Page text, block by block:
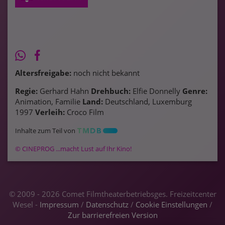
Altersfreigabe: noch nicht bekannt
Regie: Gerhard Hahn Drehbuch: Elfie Donnelly Genre:
Animation, Familie Land: Deutschland, Luxemburg
1997 Verleih: Croco Film
Inhalte zum Teil von
© CINEPROG ...macht Lust auf Ihr Kino!
© 2009 - 2026 Comet Filmtheaterbetriebsges. Freizeitcenter
Wesel - Impressum / Datenschutz / Cookie Einstellungen /
Zur barrierefreien Version